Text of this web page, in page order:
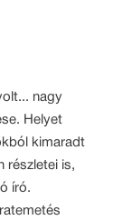
nagy
Helyet
kimaradt
részletei is,
író.